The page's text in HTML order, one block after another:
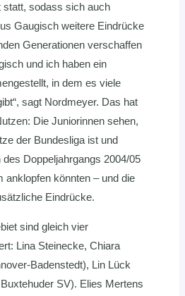
statt, sodass sich auch
Gaugisch weitere Eindrücke
Generationen verschaffen
und ich haben ein
in dem es viele
sagt Nordmeyer. Das hat
Die Juniorinnen sehen,
der Bundesliga ist und
Doppeljahrgangs 2004/05
anklopfen könnten – und die
Eindrücke.
sind gleich vier
Lina Steinecke, Chiara
Badenstedt), Lin Lück
SV). Elies Mertens